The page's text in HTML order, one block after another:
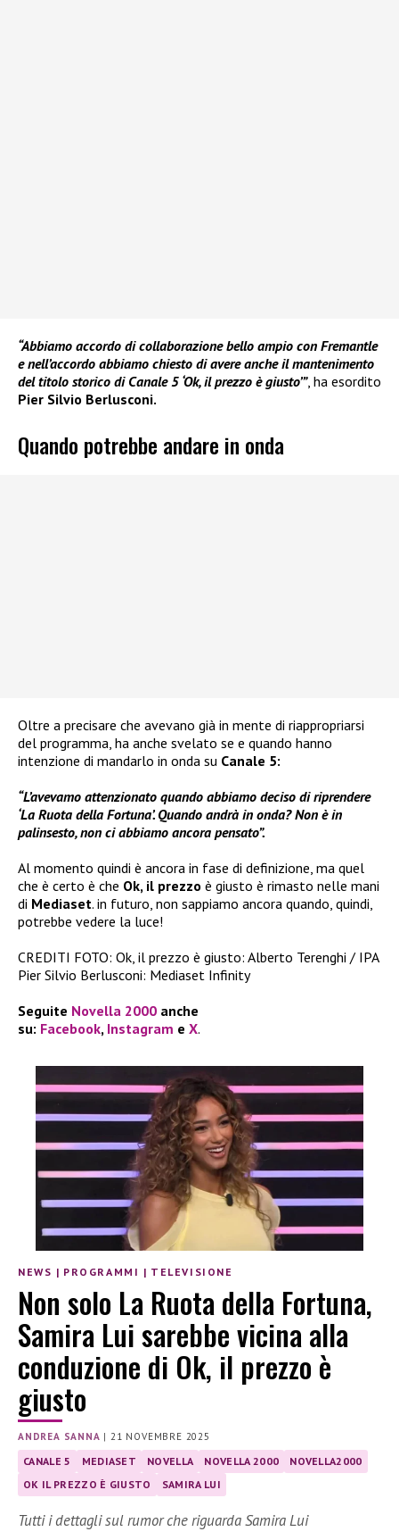
“Abbiamo accordo di collaborazione bello ampio con Fremantle
e nell’accordo abbiamo chiesto di avere anche il mantenimento
del titolo storico di Canale 5 ‘Ok, il prezzo è giusto’”, ha esordito
Pier Silvio Berlusconi.
Quando potrebbe andare in onda
Oltre a precisare che avevano già in mente di riappropriarsi
del programma, ha anche svelato se e quando hanno
intenzione di mandarlo in onda su Canale 5:
“L’avevamo attenzionato quando abbiamo deciso di riprendere
‘La Ruota della Fortuna’. Quando andrà in onda? Non è in
palinsesto, non ci abbiamo ancora pensato”.
Al momento quindi è ancora in fase di definizione, ma quel
che è certo è che Ok, il prezzo è giusto è rimasto nelle mani
di Mediaset. in futuro, non sappiamo ancora quando, quindi,
potrebbe vedere la luce!
CREDITI FOTO: Ok, il prezzo è giusto: Alberto Terenghi / IPA
Pier Silvio Berlusconi: Mediaset Infinity
Seguite Novella 2000 anche
su: Facebook, Instagram e X.
NEWS | PROGRAMMI | TELEVISIONE
Non solo La Ruota della Fortuna,
Samira Lui sarebbe vicina alla
conduzione di Ok, il prezzo è
giusto
ANDREA SANNA |21 NOVEMBRE 2025
CANALE 5 MEDIASET NOVELLA NOVELLA 2000
NOVELLA2000
OK IL PREZZO È GIUSTO
SAMIRA LUI
Tutti i dettagli sul rumor che riguarda Samira Lui